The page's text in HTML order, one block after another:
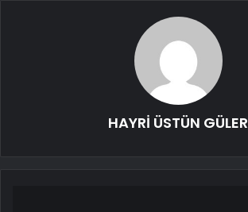
HAYRİ ÜSTÜN GÜLER